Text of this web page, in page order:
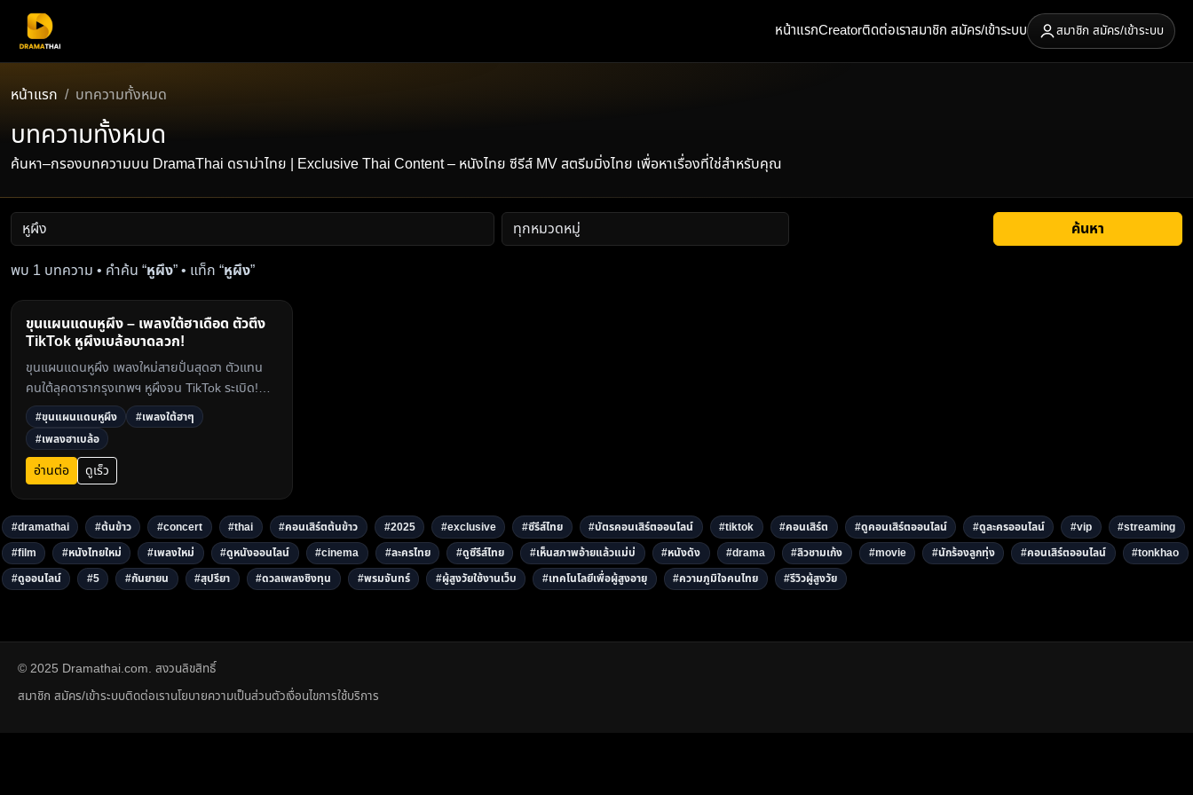
หน้าแรกCreatorติดต่อเราสมาชิก สมัคร/เข้าระบบ สมาชิก สมัคร/เข้าระบบ
หน้าแรก บทความทั้งหมด
บทความทั้งหมด
ค้นหา–กรองบทความบน DramaThai ดราม่าไทย | Exclusive Thai Content – หนังไทย ซีรีส์ MV สตรีมมิ่งไทย เพื่อหาเรื่องที่ใช่สำหรับคุณ
ค้นหา
พบ 1 บทความ • คำค้น “หูผึง” • แท็ก “หูผึง”
ขุนแผนแดนหูผึง – เพลงใต้ฮาเดือด ตัวตึง
TikTok หูผึงเบล้อบาดลวก!
ขุนแผนแดนหูผึง เพลงใหม่สายปั่นสุดฮา ตัวแทน
คนใต้ลุคดารากรุงเทพฯ หูผึงจน TikTok ระเบิด!
เนื้อเพลงจิกกัดเบา ๆ แต่แสบถึงใจ ฟังแล้วฮาแน่!3
#ขุนแผนแดนหูผึง
#เพลงใต้ฮาๆ
#เพลงฮาเบล้อ
อ่านต่อ ดูเร็ว
#dramathai #ต้นข้าว #concert #thai #คอนเสิร์ตต้นข้าว #2025 #exclusive #ซีรีส์ไทย #บัตรคอนเสิร์ตออนไลน์ #tiktok #คอนเสิร์ต #ดูคอนเสิร์ตออนไลน์ #ดูละครออนไลน์ #vip
#streaming
#film
#หนังไทยใหม่ #เพลงใหม่ #ดูหนังออนไลน์ #cinema #ละครไทย #ดูซีรีส์ไทย #เห็นสภาพอ้ายแล้วแม่บ่ #หนังดัง #drama #ลิวชามเก้ง #movie #นักร้องลูกทุ่ง #คอนเสิร์ตออนไลน์
#tonkhao
#ดูออนไลน์
#5 #กันยายน #สุปรียา #ดวลเพลงชิงทุน #พรมจันทร์ #ผู้สูงวัยใช้งานเว็บ #เทคโนโลยีเพื่อผู้สูงอายุ #ความภูมิใจคนไทย #รีวิวผู้สูงวัย
© 2025 Dramathai.com. สงวนลิขสิทธิ์
สมาชิก สมัคร/เข้าระบบติดต่อเรานโยบายความเป็นส่วนตัวเงื่อนไขการใช้บริการ